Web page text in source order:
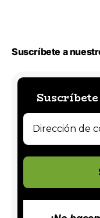
Suscríbete a